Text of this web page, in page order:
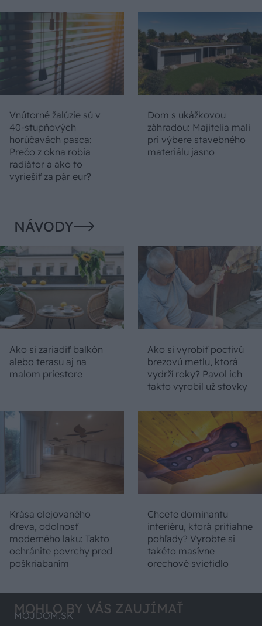
Vnútorné žalúzie sú v
40-stupňových
horúčavách pasca:
Prečo z okna robia
radiátor a ako to
vyriešiť za pár eur?
Dom s ukážkovou
záhradou: Majitelia mali
pri výbere stavebného
materiálu jasno
NÁVODY
Ako si zariadiť balkón
alebo terasu aj na
malom priestore
Ako si vyrobiť poctivú
brezovú metlu, ktorá
vydrží roky? Pavol ich
takto vyrobil už stovky
Krása olejovaného
dreva, odolnosť
moderného laku: Takto
ochránite povrchy pred
poškriabaním
Chcete dominantu
interiéru, ktorá pritiahne
pohľady? Vyrobte si
takéto masívne
orechové svietidlo
MOHLO BY VÁS ZAUJÍMAŤ
MÔJDOM.SK